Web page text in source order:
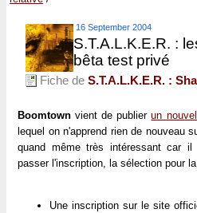
16 September 2004
S.T.A.L.K.E.R. :
bêta test privé
Fiche de S.T.A.L.K.E.R. :
Boomtown vient de publierun
lequel on n'apprend rien de nouveau
quand même très intéressant car
passer l'inscription, la sélection pour
Une inscription sur le site